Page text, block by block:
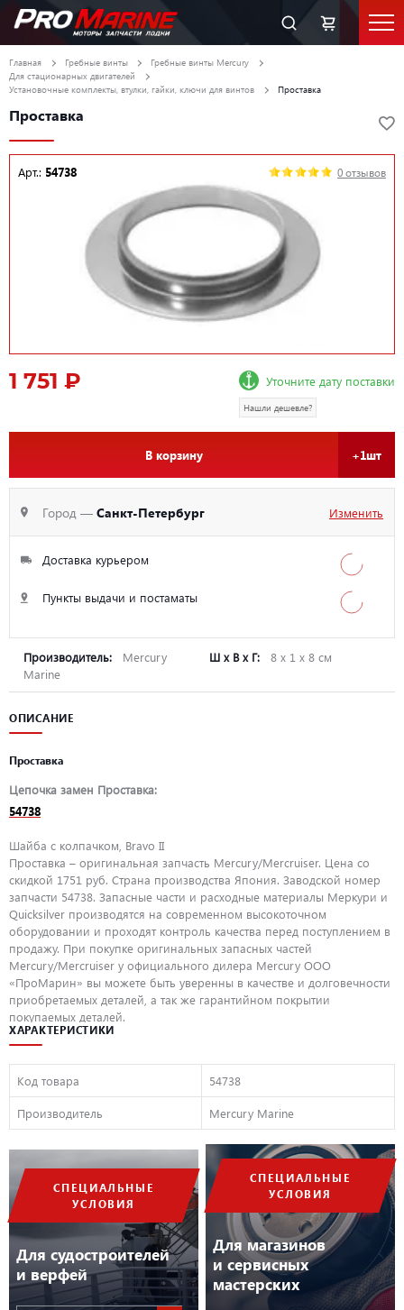
СПЕЦИАЛЬНЫЕ
УСЛОВИЯ
Для судостроителей
и верфей
СПЕЦИАЛЬНЫЕ
УСЛОВИЯ
Для магазинов
и сервисных
мастерских
Главная Гребные винты
Гребные винты Mercury
Для стационарных двигателей
Установочные комплекты, втулки, гайки, ключи для винтов
Проставка
Проставка
Арт.: 54738 0 отзывов
1 751 ₽ Уточните дату поставки
Нашли дешевле?
В корзину +1шт
Город — Санкт-Петербург Изменить
Доставка курьером
Пункты выдачи и постаматы
Производитель:
Mercury
Marine
Ш х В х Г: 8 х 1 х 8 см
ОПИСАНИЕ
Проставка
Цепочка замен Проставка:
54738
Шайба с колпачком, Bravo II
Проставка – оригинальная запчасть Mercury/Mercruiser. Цена со
скидкой 1751 руб. Страна производства Япония. Заводской номер
запчасти 54738. Запасные части и расходные материалы Меркури и
Quicksilver производятся на современном высокоточном
оборудовании и проходят контроль качества перед поступлением в
продажу. При покупке оригинальных запасных частей
Mercury/Mercruiser у официального дилера Mercury ООО
«ПроМарин» вы можете быть уверенны в качестве и долговечности
приобретаемых деталей, а так же гарантийном покрытии
покупаемых деталей.
ХАРАКТЕРИСТИКИ
Код товара 54738
Производитель Mercury Marine